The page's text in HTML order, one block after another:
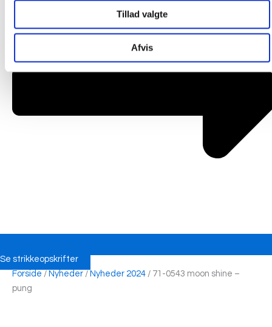
Tillad valgte
Afvis
Se strikkeopskrifter
Forside / Nyheder / Nyheder 2024 / 71-0543 moon shine –
pung